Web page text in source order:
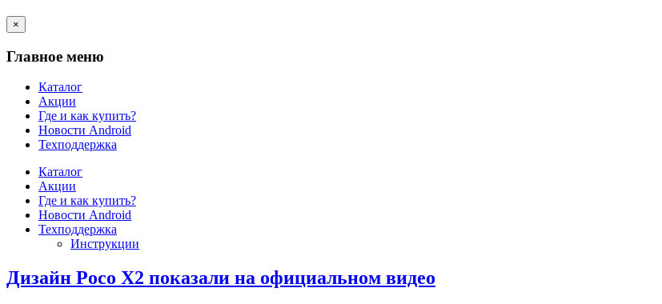
×
Главное меню
Каталог
Акции
Где и как купить?
Новости Android
Техподдержка
Каталог
Акции
Где и как купить?
Новости Android
Техподдержка
Инструкции
Дизайн Poco X2 показали на официальном видео